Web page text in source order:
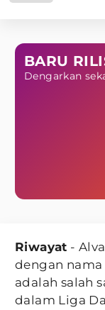
BARU
Dengarkan
Riwayat -
dengan
adalah salah
dalam Liga